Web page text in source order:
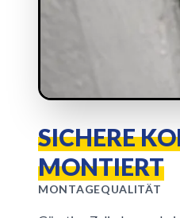
SICHERE
MONTIERT
MONTAGEQUALITÄT